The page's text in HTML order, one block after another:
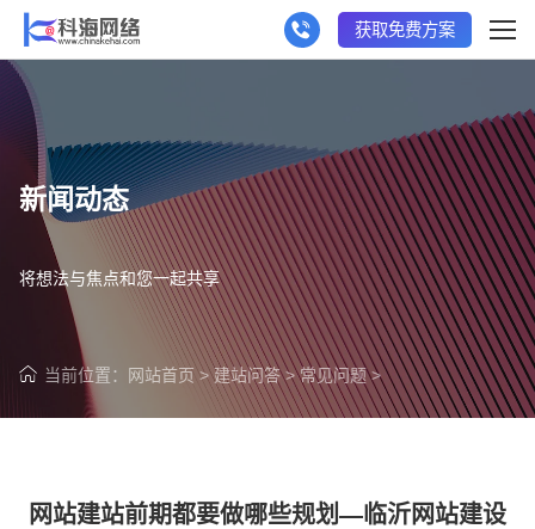
获取免费方案
新闻动态
将想法与焦点和您一起共享
当前位置： 网站首页 >建站问答>常见问题>
网站建站前期都要做哪些规划—临沂网站建设